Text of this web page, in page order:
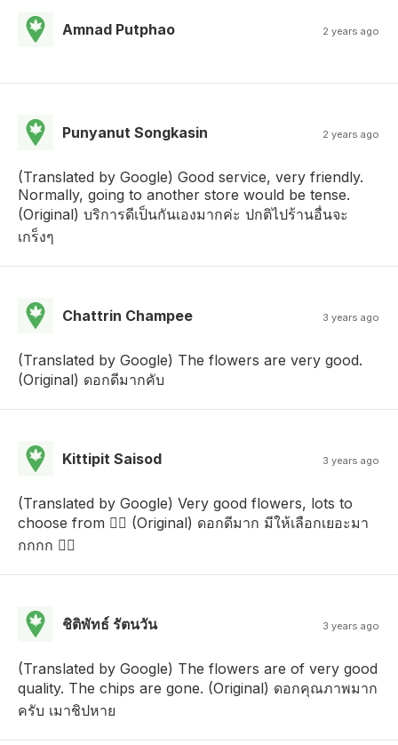
Amnad Putphao 2 years ago
Punyanut Songkasin 2 years ago
(Translated by Google) Good service, very friendly.
Normally, going to another store would be tense.
(Original) บริการดีเป็นกันเองมากค่ะ ปกติไปร้านอื่นจะ
เกร็งๆ
Chattrin Champee 3 years ago
(Translated by Google) The flowers are very good.
(Original) ดอกดีมากคับ
Kittipit Saisod 3 years ago
(Translated by Google) Very good flowers, lots to
choose from 👍🏻 (Original) ดอกดีมาก มีให้เลือกเยอะมา
กกกก 👍🏻
ชิติพัทธ์ รัตนวัน 3 years ago
(Translated by Google) The flowers are of very good
quality. The chips are gone. (Original) ดอกคุณภาพมาก
ครับ เมาชิปหาย